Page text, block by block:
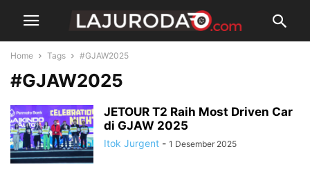
Home Tags #GJAW2025
#GJAW2025
JETOUR T2 Raih Most Driven Car
di GJAW 2025
Itok Jurgent - 1 Desember 2025